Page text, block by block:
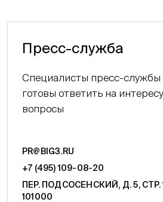
Пресс-служба
Специалисты пресс-
готовы ответить на
вопросы
PR@BIG3.RU
+7 (495) 109-08-20
ПЕР. ПОДСОСЕНСКИЙ, Д. 5, СТР.
101000